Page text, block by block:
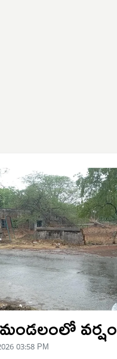
వర్షం
03:58 PM